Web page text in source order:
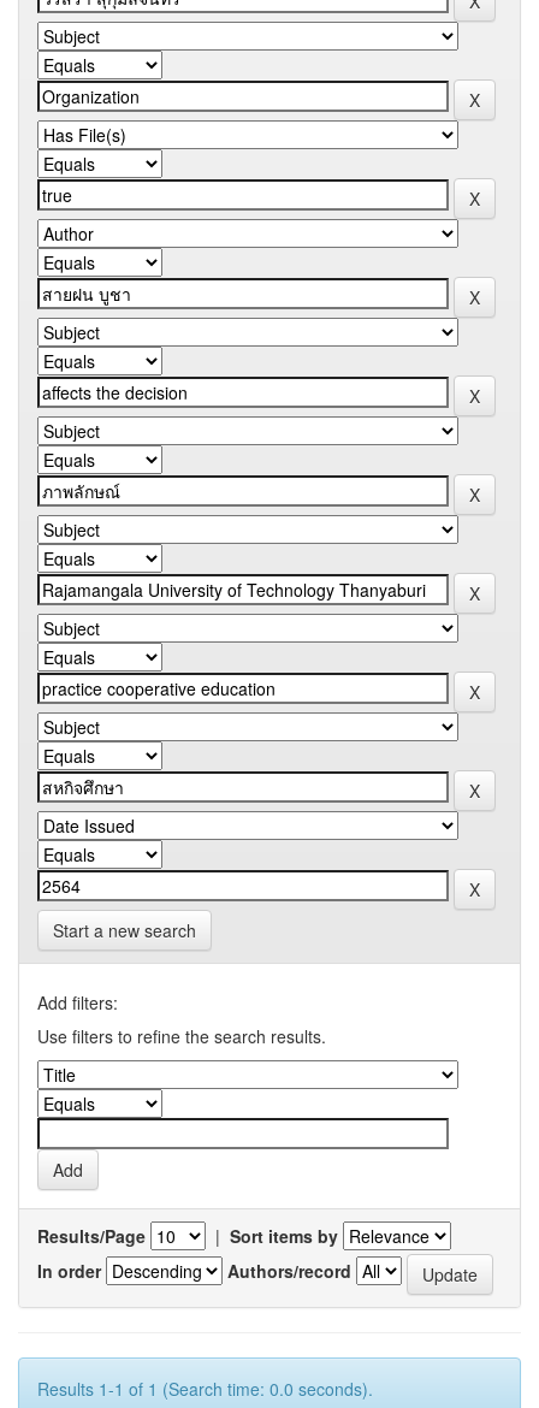
Start a new search
Add filters:
Use filters to refine the search results.
Results/Page | Sort items by
In order
Authors/record
Results 1-1 of 1 (Search time: 0.0 seconds).